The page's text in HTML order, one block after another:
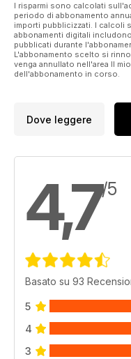
62 OLIVE
Which olive-drab
Dioramas
I risparmi sono calcolati
periodo di abbonamento
importi pubblicizzati. I calcoli
abbonamenti digitali
pubblicati durante
L'abbonamento scelto si
venga annullato nell'area Il
dell'abbonamento in corso.
Dove leggere
4,7/5
Basato su 93
5
4
3